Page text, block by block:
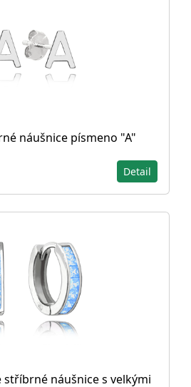
náušnice písmeno "A"
Detail
stříbrné náušnice s velkými